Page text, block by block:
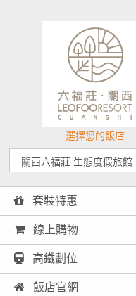
選擇您的飯店
套裝特惠
線上購物
高鐵劃位
飯店官網